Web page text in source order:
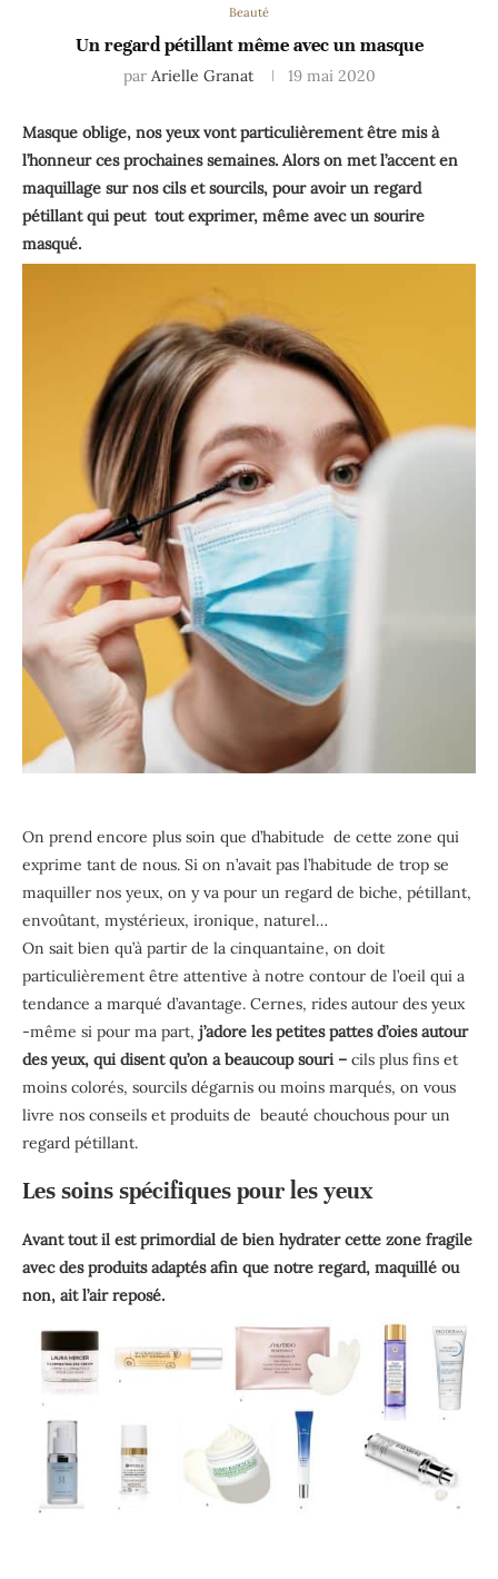
Beauté
Un regard pétillant même avec un masque
par Arielle Granat 19 mai 2020
Masque oblige, nos yeux vont particulièrement être mis à
l’honneur ces prochaines semaines. Alors on met l’accent en
maquillage sur nos cils et sourcils, pour avoir un regard
pétillant qui peut tout exprimer, même avec un sourire
masqué.
On prend encore plus soin que d’habitude de cette zone qui
exprime tant de nous. Si on n’avait pas l’habitude de trop se
maquiller nos yeux, on y va pour un regard de biche, pétillant,
envoûtant, mystérieux, ironique, naturel…
On sait bien qu’à partir de la cinquantaine, on doit
particulièrement être attentive à notre contour de l’oeil qui a
tendance a marqué d’avantage. Cernes, rides autour des yeux
-même si pour ma part, j’adore les petites pattes d’oies autour
des yeux, qui disent qu’on a beaucoup souri – cils plus fins et
moins colorés, sourcils dégarnis ou moins marqués, on vous
livre nos conseils et produits de beauté chouchous pour un
regard pétillant.
Les soins spécifiques pour les yeux
Avant tout il est primordial de bien hydrater cette zone fragile
avec des produits adaptés afin que notre regard, maquillé ou
non, ait l’air reposé.